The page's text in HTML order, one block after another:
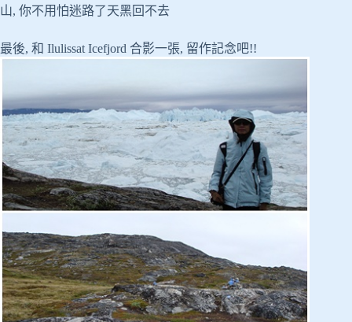
山, 你不用怕迷路了天黑回不去
最後, 和 Ilulissat Icefjord 合影一張, 留作記念吧!!